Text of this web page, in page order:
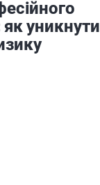
як уникнути